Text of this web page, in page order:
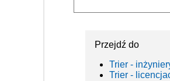
Przejdź do
Trier -
Trier -